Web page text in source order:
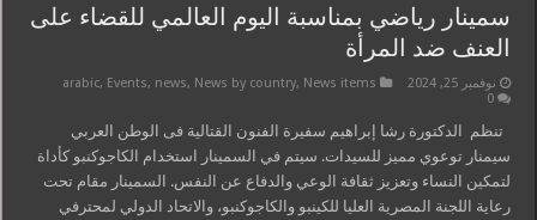
سمينار رياضي بمناسبة اليوم العالمي للقضاء على
العنف ضد المرأة
نوفمبر 25, 2024 arabic, Events, news, News by country, News items
0
تنظم الدكتورة رشا إبراهيم سفيرة الفنون القتالية فى الوطن العربي
سيمنار توعوي مميز للسيدات. سيتم في السمينار استخدام الكاجوكنبو كأداة
لتمكين النساء وتعزيز ثقافة الوعي والدفاع عن النفس. السمينار مقام تحت
رعاية اللجنة المصرية العليا للكينبو والكاجوكنبو، والاتحاد الدولي لمحترفي